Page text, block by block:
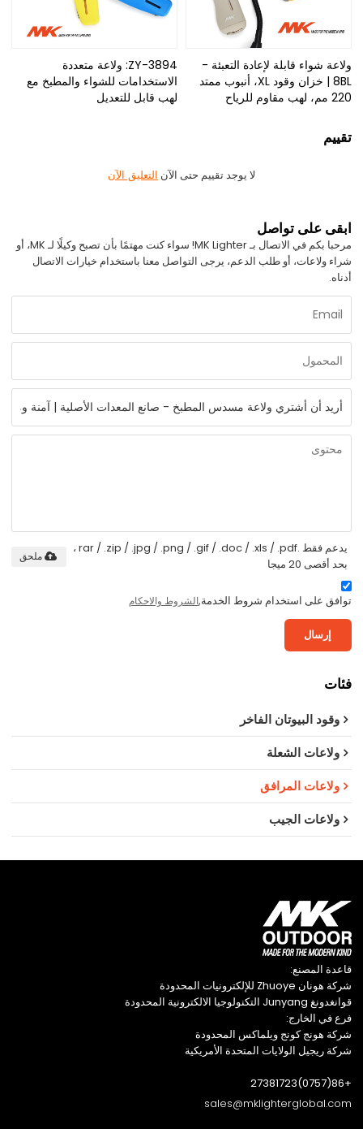
ولاعة شواء قابلة لإعادة التعبئة -
8BL | خزان وقود XL، أنبوب ممتد
220 مم، لهب مقاوم للرياح
ZY-3894: ولاعة متعددة
الاستخدامات للشواء والمطبخ مع
لهب قابل للتعديل
تقييم
لا يوجد تقييم حتى الآن التعليق الآن
ابقى على تواصل
مرحبا بكم في الاتصال بـ MK Lighter! سواء كنت مهتمًا بأن تصبح وكيلًا لـ MK، أو
شراء ولاعات، أو طلب الدعم، يرجى التواصل معنا باستخدام خيارات الاتصال
أدناه.
يدعم فقط .rar / .zip / .jpg / .png / .gif / .doc / .xls / .pdf ،
بحد أقصى 20 ميجا
ملحق
توافق على استخدام شروط الخدمة,الشروط والاحكام
إرسال
فئات
وقود البيوتان الفاخر
ولاعات الشعلة
ولاعات المرافق
ولاعات الجيب
قاعدة المصنع:
شركة هونان Zhuoye للإلكترونيات المحدودة
قوانغدونغ Junyang التكنولوجيا الالكترونية المحدودة
فرع في الخارج:
شركة هونج كونج ويلماكس المحدودة
شركة ريجيل الولايات المتحدة الأمريكية
+86(0757)27381723
sales@mklighterglobal.com